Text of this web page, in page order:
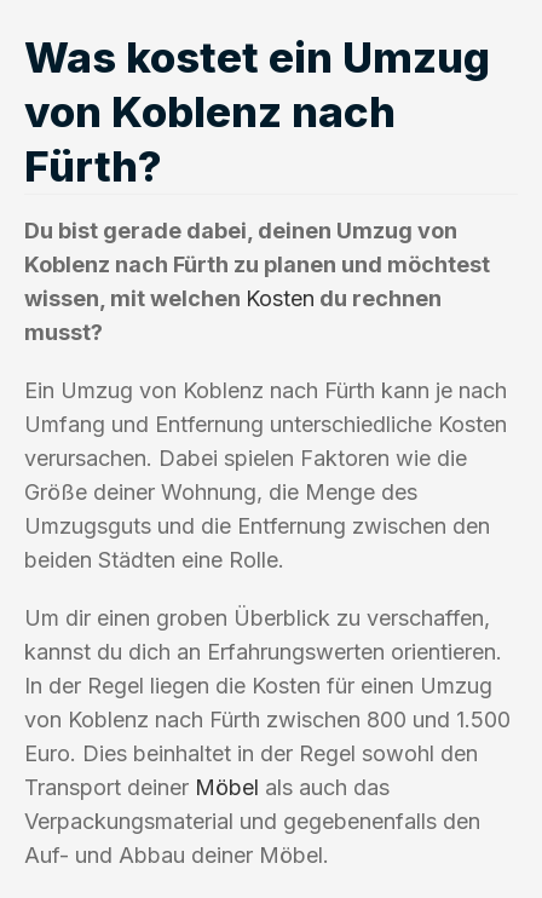
Was kostet ein Umzug
von Koblenz nach
Fürth?
Du bist gerade dabei, deinen Umzug von
Koblenz nach Fürth zu planen und möchtest
wissen, mit welchen Kosten du rechnen
musst?
Ein Umzug von Koblenz nach Fürth kann je nach
Umfang und Entfernung unterschiedliche Kosten
verursachen. Dabei spielen Faktoren wie die
Größe deiner Wohnung, die Menge des
Umzugsguts und die Entfernung zwischen den
beiden Städten eine Rolle.
Um dir einen groben Überblick zu verschaffen,
kannst du dich an Erfahrungswerten orientieren.
In der Regel liegen die Kosten für einen Umzug
von Koblenz nach Fürth zwischen 800 und 1.500
Euro. Dies beinhaltet in der Regel sowohl den
Transport deiner Möbel als auch das
Verpackungsmaterial und gegebenenfalls den
Auf- und Abbau deiner Möbel.